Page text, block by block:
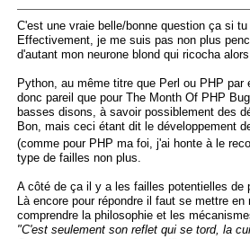
C'est une vraie belle/bonne question ça si
Effectivement, je me suis pas non plus
d'autant mon neurone blond qui ricocha
Python, au même titre que Perl ou PHP
donc pareil que pour The Month Of PHP
basses disons, à savoir possiblement des
Bon, mais ceci étant dit le développement
(comme pour PHP ma foi, j'ai honte à le
type de failles non plus.
A côté de ça il y a les failles potentielles de
Là encore pour répondre il faut se mettre
comprendre la philosophie et les
"C'est seulement son reflet qui se tord, la